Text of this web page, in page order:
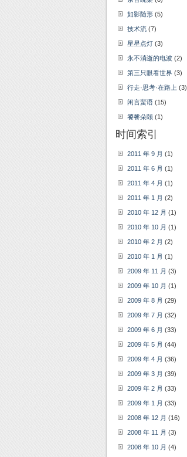
如影随形 (5)
技术流 (7)
星星点灯 (3)
永不消逝的电波 (2)
第三只眼看世界 (3)
行走·思考·在路上 (3)
闲言蜚语 (15)
饕餮朵颐 (1)
时间索引
2011 年 9 月 (1)
2011 年 6 月 (1)
2011 年 4 月 (1)
2011 年 1 月 (2)
2010 年 12 月 (1)
2010 年 10 月 (1)
2010 年 2 月 (2)
2010 年 1 月 (1)
2009 年 11 月 (3)
2009 年 10 月 (1)
2009 年 8 月 (29)
2009 年 7 月 (32)
2009 年 6 月 (33)
2009 年 5 月 (44)
2009 年 4 月 (36)
2009 年 3 月 (39)
2009 年 2 月 (33)
2009 年 1 月 (33)
2008 年 12 月 (16)
2008 年 11 月 (3)
2008 年 10 月 (4)